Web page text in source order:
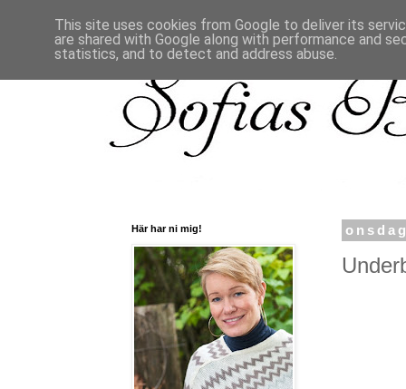
Här har ni mig!
This site uses cookies from Google to deliver its
are shared with Google along with performance and
statistics, and to detect and address abuse.